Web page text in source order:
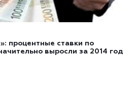
процентные ставки по
выросли за 2014 год